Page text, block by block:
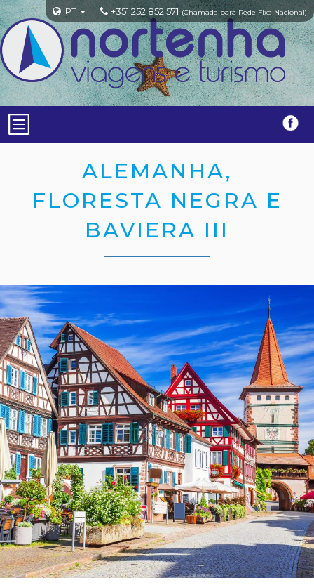
PT +351 252 852 571 (Chamada para Rede Fixa Nacional)
ALEMANHA,
FLORESTA NEGRA E
BAVIERA III